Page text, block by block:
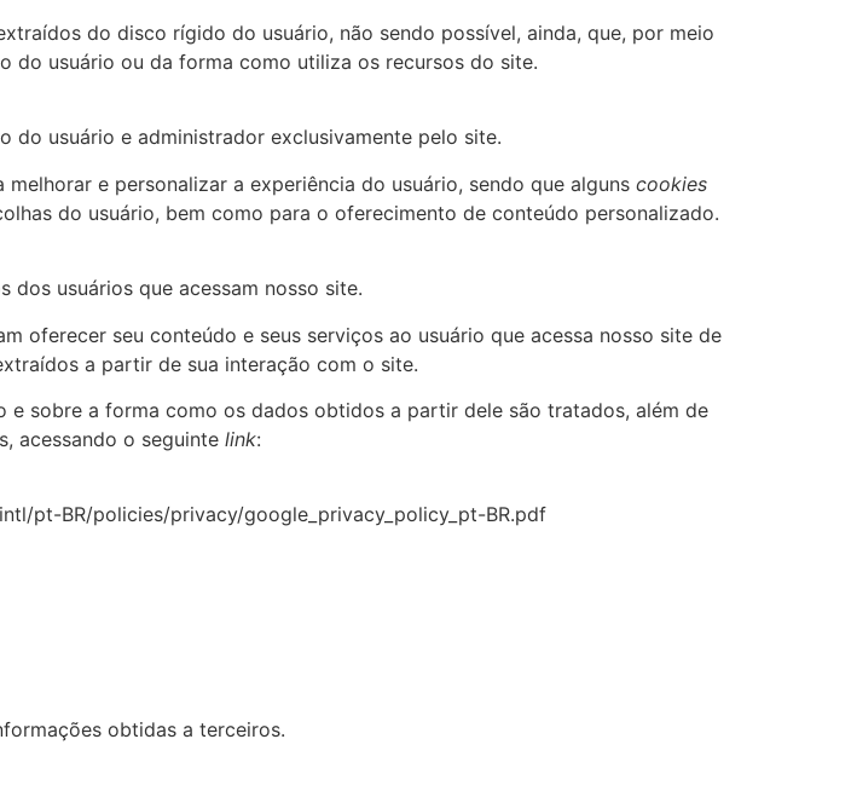
do disco rígido do usuário, não sendo possível, ainda, que, por meio
do usuário ou da forma como utiliza os recursos do site.
usuário e administrador exclusivamente pelo site.
melhorar e personalizar a experiência do usuário, sendo que alguns cookies
do usuário, bem como para o oferecimento de conteúdo personalizado.
dos usuários que acessam nosso site.
oferecer seu conteúdo e seus serviços ao usuário que acessa nosso site de
a partir de sua interação com o site.
e sobre a forma como os dados obtidos a partir dele são tratados, além de
acessando o seguinte link:
pt-BR/policies/privacy/google_privacy_policy_pt-BR.pdf
obtidas a terceiros.